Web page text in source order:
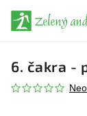
6. čakra -